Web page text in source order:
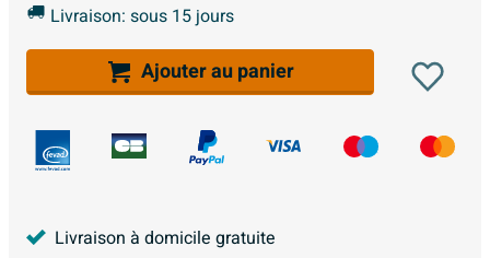
Livraison: sous 15 jours
Ajouter au panier
Livraison à domicile gratuite